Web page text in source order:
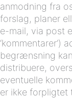
anmodning fra
forslag, planer
e-mail, via post
‘kommentarer’)
begrænsning
distribuere,
eventuelle
er ikke forpligtet